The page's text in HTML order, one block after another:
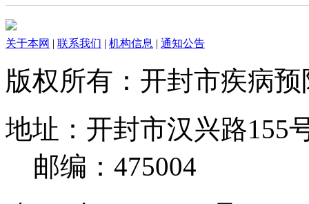
关于本网 | 联系我们 | 机构信息 | 通知公告
版权所有：开封市疾病
地址：开封市汉兴路
邮编：475004